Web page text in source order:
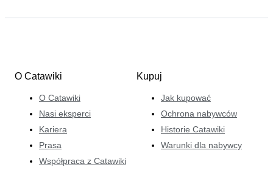
O Catawiki
O Catawiki
Nasi eksperci
Kariera
Prasa
Współpraca z Catawiki
Kupuj
Jak kupować
Ochrona nabywców
Historie Catawiki
Warunki dla nabywcy